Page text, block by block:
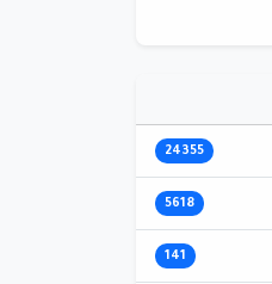
24355
5618
141